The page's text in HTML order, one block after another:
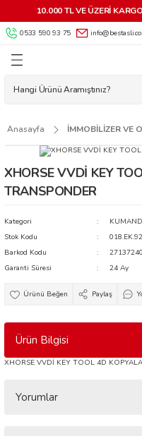
10.000 TL VE ÜZERİ
0533 590 93 75
Geri Dön
APARATLARI
Geri Dön
Geri Dön
YEDEK PARÇA VE AKSESUARLARI
GÖSTERGEÇLER-
Geri Dön
ANAHTARLARI
Geri Dön
AKSESUARLARI
VE AKSESUARLARI
ÜRÜNLER
Geri Dön
OTO KİLİT
Geri Dön
MAKİNELERİ
MAKİNELERİ
MAKİNELERİ
PARÇALARI
MAKİNELERİ
Geri Dön
Anasayfa İMMOBİLİZER VE
XHORSE VVDİ KEY
TRANSPONDER
Kategori
Stok Kodu
Barkod Kodu
Garanti Süresi
24 Ay
Paylaş
Ürün Bilgisi
XHORSE VVDİ KEY TOOL 4D
Yorumlar